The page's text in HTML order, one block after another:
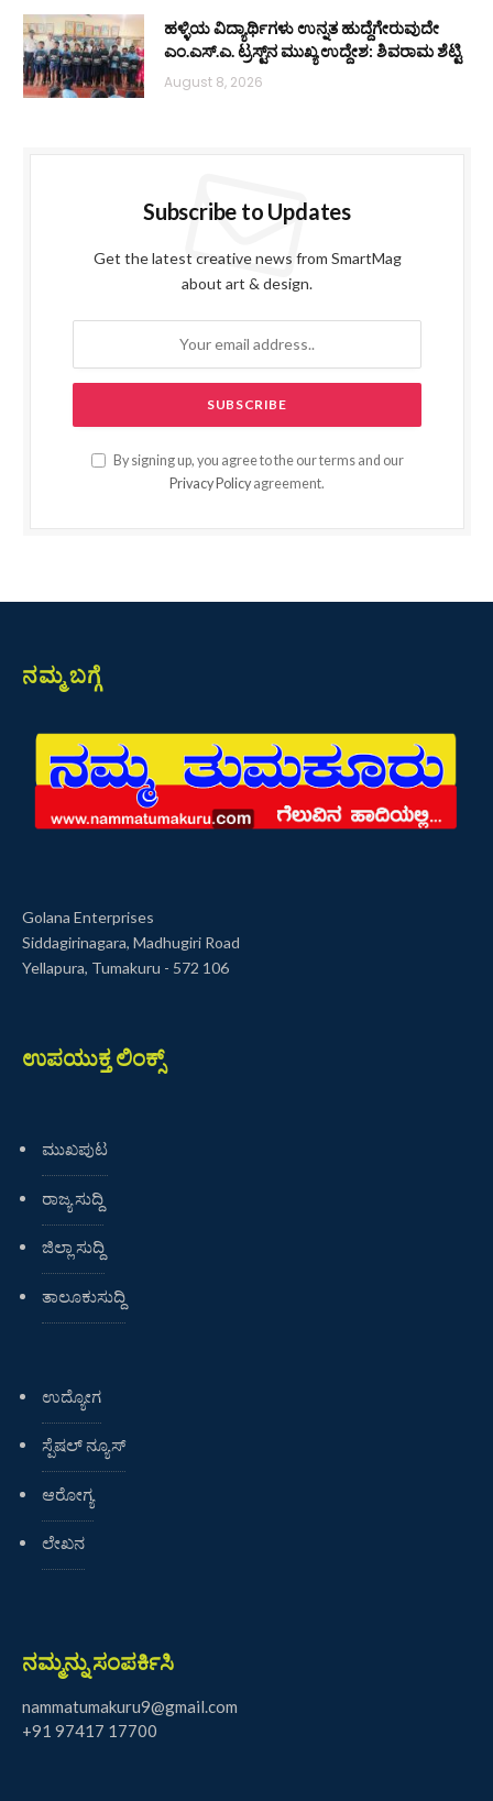
ಹಳ್ಳಿಯ ವಿದ್ಯಾರ್ಥಿಗಳು ಉನ್ನತ ಹುದ್ದೆಗೇರುವುದೇ
ಎಂ.ಎಸ್.ಎ. ಟ್ರಸ್ಟ್‌ನ ಮುಖ್ಯ ಉದ್ದೇಶ: ಶಿವರಾಮ ಶೆಟ್ಟಿ
August 8, 2026
Subscribe to Updates
Get the latest creative news from SmartMag
about art & design.
By signing up, you agree to the our terms and our
Privacy Policy agreement.
ನಮ್ಮ ಬಗ್ಗೆ
Golana Enterprises
Siddagirinagara, Madhugiri Road
Yellapura, Tumakuru - 572 106
ಉಪಯುಕ್ತ ಲಿಂಕ್ಸ್
ಮುಖಪುಟ
ರಾಜ್ಯ ಸುದ್ದಿ
ಜಿಲ್ಲಾ ಸುದ್ದಿ
ತಾಲೂಕುಸುದ್ದಿ
ಉದ್ಯೋಗ
ಸ್ಪೆಷಲ್ ನ್ಯೂಸ್
ಆರೋಗ್ಯ
ಲೇಖನ
ನಮ್ಮನ್ನು ಸಂಪರ್ಕಿಸಿ
nammatumakuru9@gmail.com
+91 97417 17700